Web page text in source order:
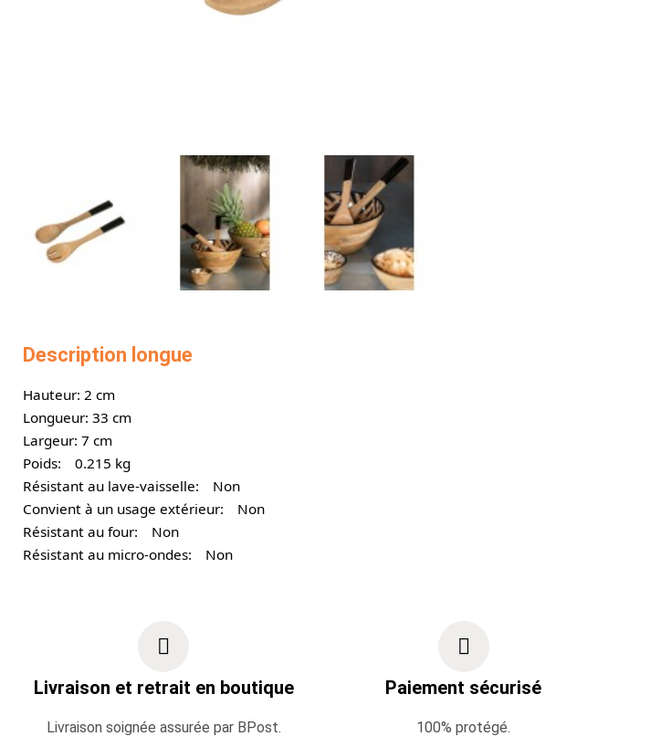
Description longue
Hauteur: 2 cm
Longueur: 33 cm
Largeur: 7 cm
Poids:
0.215 kg
Résistant au lave-vaisselle:
Non
Convient à un usage extérieur:
Non
Résistant au four:
Non
Résistant au micro-ondes:
Non
Livraison et retrait en boutique
Livraison soignée assurée par BPost.
Paiement sécurisé
100% protégé.